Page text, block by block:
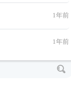
1年前
1年前